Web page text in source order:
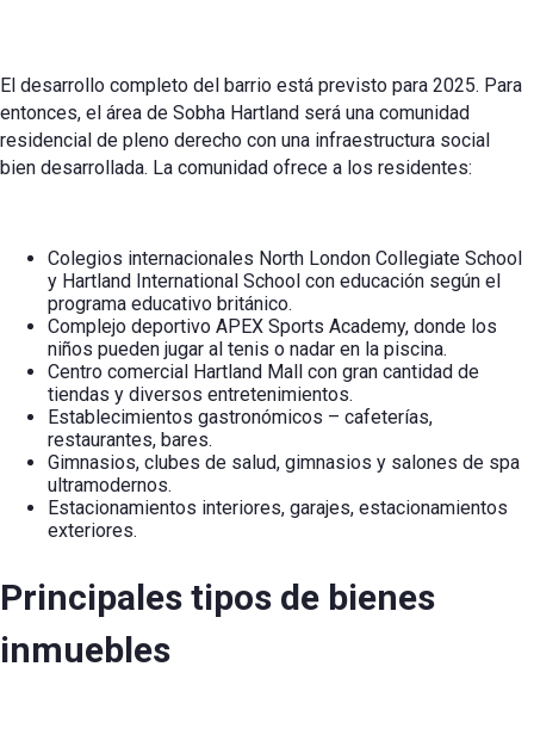
El desarrollo completo del barrio está previsto para 2025. Para
entonces, el área de Sobha Hartland será una comunidad
residencial de pleno derecho con una infraestructura social
bien desarrollada. La comunidad ofrece a los residentes:
Colegios internacionales North London Collegiate School
y Hartland International School con educación según el
programa educativo británico.
Complejo deportivo APEX Sports Academy, donde los
niños pueden jugar al tenis o nadar en la piscina.
Centro comercial Hartland Mall con gran cantidad de
tiendas y diversos entretenimientos.
Establecimientos gastronómicos – cafeterías,
restaurantes, bares.
Gimnasios, clubes de salud, gimnasios y salones de spa
ultramodernos.
Estacionamientos interiores, garajes, estacionamientos
exteriores.
Principales tipos de bienes
inmuebles